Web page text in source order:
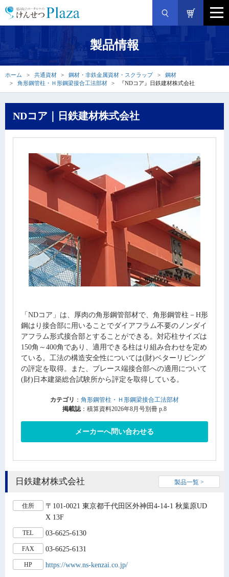
製品情報
ホーム 共通資材 鋼材・非鉄金属資材・スクラップ
鋼材
角形鋼管柱・Ｈ形鋼梁接合工法部材
『NDコア』日鉄建材株式会社
NDコア｜日鉄建材株式会社
「NDコア」は、厚肉の角形鋼管部材で、角形鋼管柱－H形
鋼はり接合部に用いることでダイアフラム不要のノンダイ
アフラム形式接合部とすることができる。対応柱サイズは
150角～400角であり、適用できる柱はり組み合わせを定め
ている。工法の構造安全性については(財)ベターリビング
の評定を取得。また、ブレース端接合部への適用について
(財)日本建築総合試験所から評定を取得している。
カテゴリ ： 角形鋼管柱・Ｈ形鋼梁接合工法部材
掲載誌：積算資料2026年8月号別冊 p.8
メーカーへ問い合わせる
日鉄建材株式会社 製品一覧 >
住所
〒101-0021 東京都千代田区外神田4-14-1 秋葉原UD
X 13F
TEL 03-6625-6130
FAX 03-6625-6131
HP https://www.ns-kenzai.co.jp/